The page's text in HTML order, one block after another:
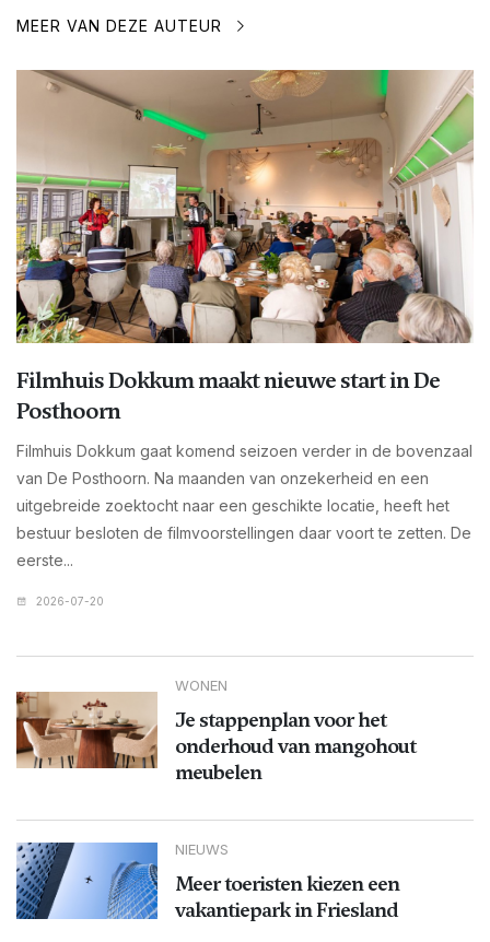
MEER VAN DEZE AUTEUR
Filmhuis Dokkum maakt nieuwe start in De
Posthoorn
Filmhuis Dokkum gaat komend seizoen verder in de bovenzaal
van De Posthoorn. Na maanden van onzekerheid en een
uitgebreide zoektocht naar een geschikte locatie, heeft het
bestuur besloten de filmvoorstellingen daar voort te zetten. De
eerste...
2026-07-20
WONEN
Je stappenplan voor het
onderhoud van mangohout
meubelen
NIEUWS
Meer toeristen kiezen een
vakantiepark in Friesland